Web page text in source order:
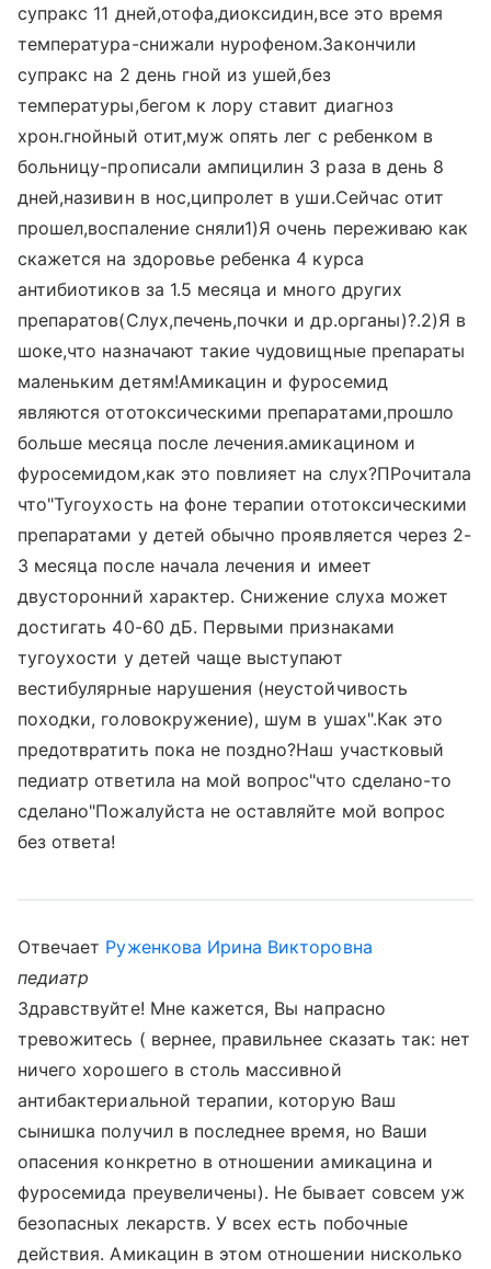
супракс 11 дней,отофа,диоксидин,все это время
температура-снижали нурофеном.Закончили
супракс на 2 день гной из ушей,без
температуры,бегом к лору ставит диагноз
хрон.гнойный отит,муж опять лег с ребенком в
больницу-прописали ампицилин 3 раза в день 8
дней,називин в нос,ципролет в уши.Сейчас отит
прошел,воспаление сняли1)Я очень переживаю как
скажется на здоровье ребенка 4 курса
антибиотиков за 1.5 месяца и много других
препаратов(Слух,печень,почки и др.органы)?.2)Я в
шоке,что назначают такие чудовищные препараты
маленьким детям!Амикацин и фуросемид
являются ототоксическими препаратами,прошло
больше месяца после лечения.амикацином и
фуросемидом,как это повлияет на слух?ПРочитала
что"Тугоухость на фоне терапии ототоксическими
препаратами у детей обычно проявляется через 2-
3 месяца после начала лечения и имеет
двусторонний характер. Снижение слуха может
достигать 40-60 дБ. Первыми признаками
тугоухости у детей чаще выступают
вестибулярные нарушения (неустойчивость
походки, головокружение), шум в ушах".Как это
предотвратить пока не поздно?Наш участковый
педиатр ответила на мой вопрос"что сделано-то
сделано"Пожалуйста не оставляйте мой вопрос
без ответа!
Отвечает Руженкова Ирина Викторовна
педиатр
Здравствуйте! Мне кажется, Вы напрасно
тревожитесь ( вернее, правильнее сказать так: нет
ничего хорошего в столь массивной
антибактериальной терапии, которую Ваш
сынишка получил в последнее время, но Ваши
опасения конкретно в отношении амикацина и
фуросемида преувеличены). Не бывает совсем уж
безопасных лекарств. У всех есть побочные
действия. Амикацин в этом отношении нисколько